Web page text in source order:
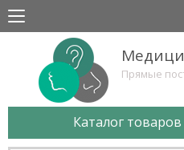
Прямые
Каталог товаров